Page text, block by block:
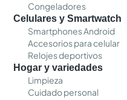
Congeladores
Celulares y Smartwatch
Smartphones Android
Accesorios para celular
Relojes deportivos
Hogar y variedades
Limpieza
Cuidado personal